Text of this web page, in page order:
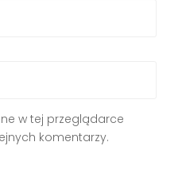
w tej przeglądarce
komentarzy.